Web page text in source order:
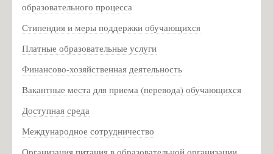
Национальная академия предпринимательства
Профилактика гриппа
Информация о мерах личной и общественной
профилактики вирусных заболеваний
Всероссийский конкурс педагогического мастерства
образовательного процесса
Стипендия и меры поддержки обучающихся
Платные образовательные услуги
Финансово-хозяйственная деятельность
Вакантные места для приема (перевода) обучающихся
Доступная среда
Международное сотрудничество